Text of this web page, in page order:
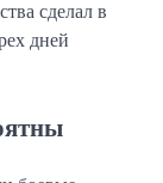
сделал в
дней